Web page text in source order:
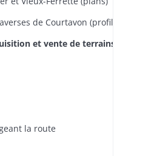
de terrains gênant l'alignement (plans)
la route